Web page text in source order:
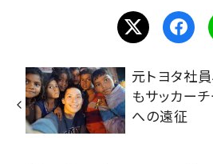
元トヨタ社
もサッカー
への遠征